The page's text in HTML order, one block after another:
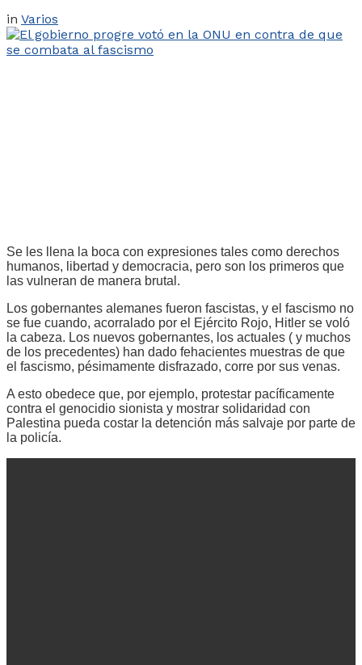
in Varios
Se les llena la boca con expresiones tales como derechos
humanos, libertad y democracia, pero son los primeros que
las vulneran de manera brutal.
Los gobernantes alemanes fueron fascistas, y el fascismo no
se fue cuando, acorralado por el Ejército Rojo, Hitler se voló
la cabeza. Los nuevos gobernantes, los actuales ( y muchos
de los precedentes) han dado fehacientes muestras de que
el fascismo, pésimamente disfrazado, corre por sus venas.
A esto obedece que, por ejemplo, protestar pacíficamente
contra el genocidio sionista y mostrar solidaridad con
Palestina pueda costar la detención más salvaje por parte de
la policía.